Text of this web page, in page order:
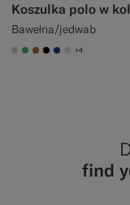
Koszulka polo w
Bawełna/jedwab
#D7D1C3
#50AA6A
#A56C36
#000000
#1C3D7A
#D9DADA
+4
find